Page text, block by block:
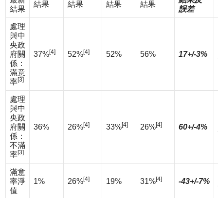
結果
結果 結果 結果 結果
誤差
處理
與中
央政
府關
係：
滿意
率[3]
37%[4] 52%[4] 52% 56% 17+/-3%
處理
與中
央政
府關
係：
不滿
率[3]
36% 26%[4] 33%[4] 26%[4] 60+/-4%
滿意
率淨
值
1% 26%[4] 19% 31%[4] -43+/-7%